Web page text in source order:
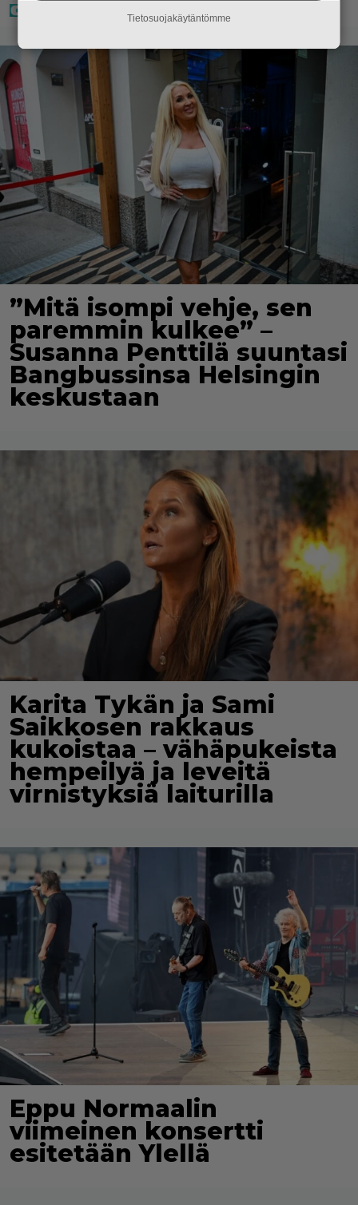
”Mitä isompi vehje, sen
paremmin kulkee” –
Susanna Penttilä suuntasi
Bangbussinsa Helsingin
keskustaan
Karita Tykän ja Sami
Saikkosen rakkaus
kukoistaa – vähäpukeista
hempeilyä ja leveitä
virnistyksiä laiturilla
Eppu Normaalin
viimeinen konsertti
esitetään Ylellä
Tietosuojakäytäntömme